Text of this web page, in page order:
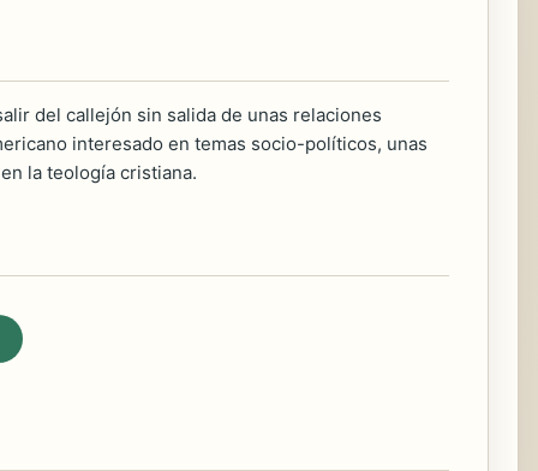
del callejón sin salida de unas relaciones
interesado en temas socio-políticos, unas
la teología cristiana.